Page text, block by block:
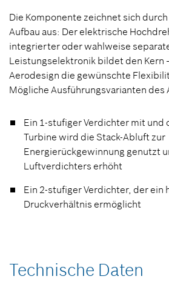
Die Komponente zeichnet sich
Aufbau aus: Der elektrische
integrierter oder wahlweise
Leistungselektronik bildet den Kern
Aerodesign die gewünschte
Mögliche Ausführungsvarianten des
Ein 1-stufiger Verdichter mit und
Turbine wird die Stack-Abluft zur
Energierückgewinnung genutzt
Luftverdichters erhöht
Ein 2-stufiger Verdichter, der ein
Druckverhältnis ermöglicht
Technische Daten